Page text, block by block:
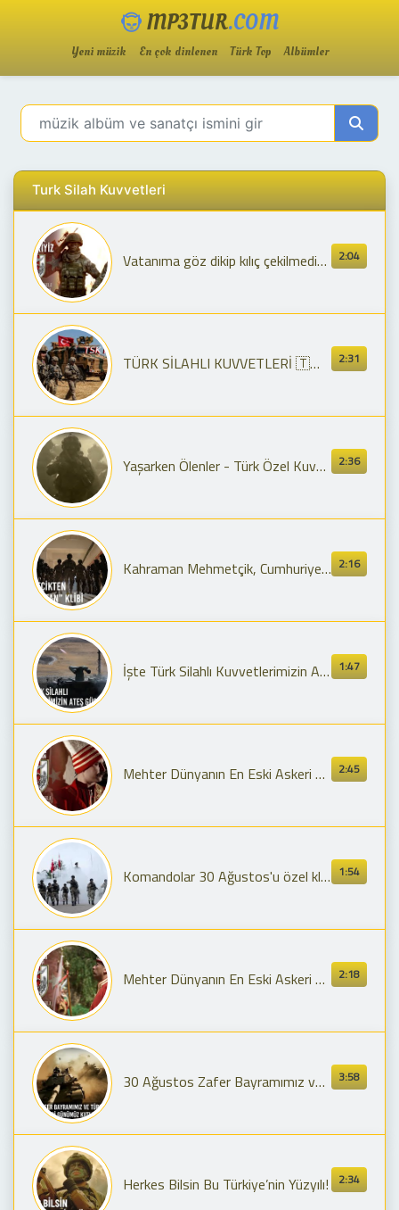
MP3TUR.COM
Yeni müzik En çok dinlenen Türk Top Albümler
Turk Silah Kuvvetleri
2:04
Vatanıma göz dikip kılıç çekilmedikçe, Kılıç çekmeyen Türk askeriyiz
2:31
TÜRK SİLAHLI KUVVETLERİ 🇹🇷 - KLİP
2:36
Yaşarken Ölenler - Türk Özel Kuvvetleri
2:16
Kahraman Mehmetçik, Cumhuriyetimizin 100’üncü yılında da milletimiz için görevde olacak!
1:47
İşte Türk Silahlı Kuvvetlerimizin Ateş Gücü! 🇹🇷
2:45
Mehter Dünyanın En Eski Askeri Bandosu - Genç Osman
1:54
Komandolar 30 Ağustos'u özel kliple selamladı: Daima Hazırız!
2:18
Mehter Dünyanın En Eski Askeri Bandosu - Ordu Marşı
3:58
30 Ağustos Zafer Bayramımız ve Türk Silahlı Kuvvetleri Günümüz Kutlu Olsun! 🇹🇷
2:34
Herkes Bilsin Bu Türkiye’nin Yüzyılı!